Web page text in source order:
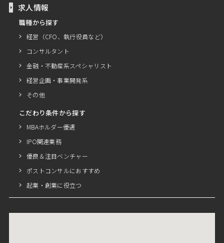
求人情報
職種から探す
経営（CFO、執行役員など）
コンサルタント
金融・不動産系スペシャリスト
経営企画・事業開発系
その他
こだわり条件から探す
MBAホルダー優遇
IPO関連業務
優良＆注目ベンチャー
ポストコンサルにおすすめ
起業・創業に役立つ